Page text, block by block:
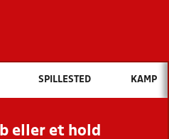
Hvad vil du søge efter?
INDHOLD OG NYHEDER
KLUBBER OG
SPILLESTED KAMP
eller et hold